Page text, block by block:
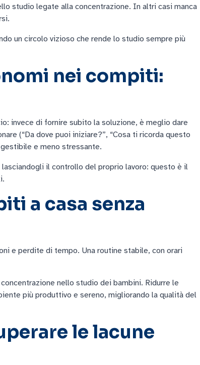
studio legate alla concentrazione. In altri casi manca
un circolo vizioso che rende lo studio sempre più
nei compiti:
invece di fornire subito la soluzione, è meglio dare
(“Da dove puoi iniziare?”, “Cosa ti ricorda questo
e meno stressante.
il controllo del proprio lavoro: questo è il
a casa senza
e perdite di tempo. Una routine stabile, con orari
nello studio dei bambini. Ridurre le
più produttivo e sereno, migliorando la qualità del
le lacune